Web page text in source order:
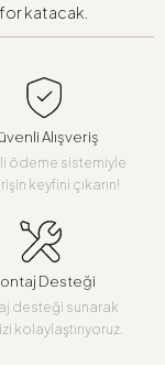
katacak.
Alışveriş
ödeme sistemiyle
keyfini çıkarın!
Desteği
desteği sunarak
kolaylaştırıyoruz.